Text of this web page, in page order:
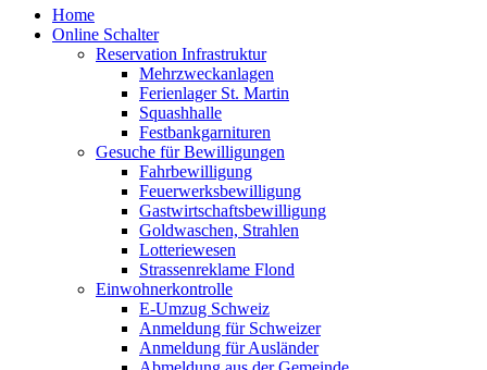
Home
Online Schalter
Reservation Infrastruktur
Mehrzweckanlagen
Ferienlager St. Martin
Squashhalle
Festbankgarnituren
Gesuche für Bewilligungen
Fahrbewilligung
Feuerwerksbewilligung
Gastwirtschaftsbewilligung
Goldwaschen, Strahlen
Lotteriewesen
Strassenreklame Flond
Einwohnerkontrolle
E-Umzug Schweiz
Anmeldung für Schweizer
Anmeldung für Ausländer